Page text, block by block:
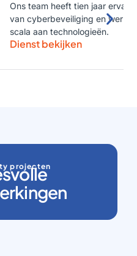
op het gebied
met een breed
projecten